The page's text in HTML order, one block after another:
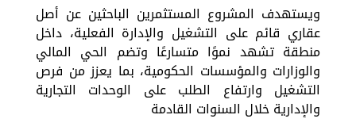
ويستهدف المشروع المستثمرين الباحثين عن أصل
عقاري قائم على التشغيل والإدارة الفعلية، داخل
منطقة تشهد نموًا متسارعًا وتضم الحي المالي
والوزارات والمؤسسات الحكومية، بما يعزز من فرص
التشغيل وارتفاع الطلب على الوحدات التجارية
والإدارية خلال السنوات القادمة